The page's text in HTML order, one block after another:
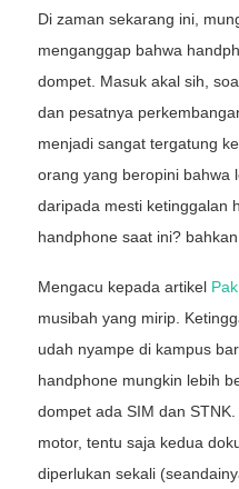
Di zaman sekarang ini,
menganggap bahwa
dompet. Masuk akal sih,
dan pesatnya
menjadi sangat tergatung
orang yang beropini bahwa
daripada mesti ketinggalan
handphone saat ini?
Mengacu kepada artikel
musibah yang mirip.
udah nyampe di kampus
handphone mungkin lebih
dompet ada SIM dan
motor, tentu saja kedua
diperlukan sekali